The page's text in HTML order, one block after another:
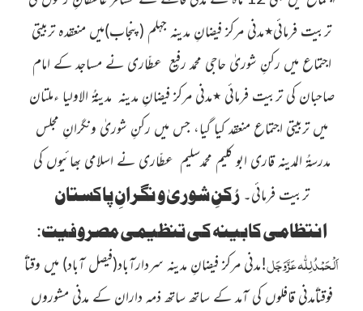
تربیت فرمائی٭مدنی مرکز فیضانِ مدینہ جہلم (پنجاب)میں منعقدہ تربیتی
اجتماع میں رکنِ شوریٰ حاجی محمد رفیع عطّاری نے مساجد کے امام
صاحبان کی تربیت فرمائی ٭مدنی مرکز فیضانِ مدینہ مدینۃُ الاولیا ءملتان
میں تربیتی اجتماع منعقد کیا گیا، جس میں رکنِ شوریٰ ونگرانِ مجلس
مدرسۃُ المدینہ قاری ابو کلیم محمدسلیم عطّاری نے اسلامی بھائیوں کی
تربیت فرمائی۔ رُکنِ شوریٰ و نگرانِ پاکستان
انتظامی کابینہ کی تنظیمی مصروفیت:
اَلْحَمْدُلِلّٰہعَزَّوَجَل!مدنی مرکز فیضانِ مدینہ سردارآباد(فیصل آباد) میں وقتاً
فوقتاًمدنی قافلوں کی آمد کے ساتھ ساتھ ذمہ داران کے مدنی مشوروں